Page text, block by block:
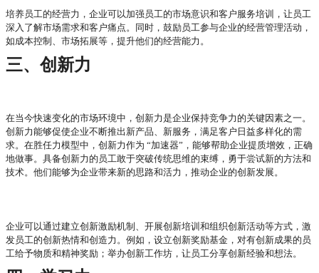
培养员工的经营力，企业可以加强员工的市场意识和客户服务培训，让员工
深入了解市场需求和客户痛点。同时，鼓励员工参与企业的经营管理活动，
如成本控制、市场拓展等，提升他们的经营能力。
三、创新力
在当今快速变化的市场环境中，创新力是企业保持竞争力的关键因素之一。
创新力能够促使企业不断推出新产品、新服务，满足客户日益多样化的需
求。在胜任力模型中，创新力作为 “加速器”，能够帮助企业提质增效，正确
地做事。具备创新力的员工敢于突破传统思维的束缚，勇于尝试新的方法和
技术。他们能够为企业带来新的思路和活力，推动企业的创新发展。
企业可以通过建立创新激励机制、开展创新培训和组织创新活动等方式，激
发员工的创新热情和创造力。例如，设立创新奖励基金，对有创新成果的员
工给予物质和精神奖励；举办创新工作坊，让员工分享创新经验和想法。